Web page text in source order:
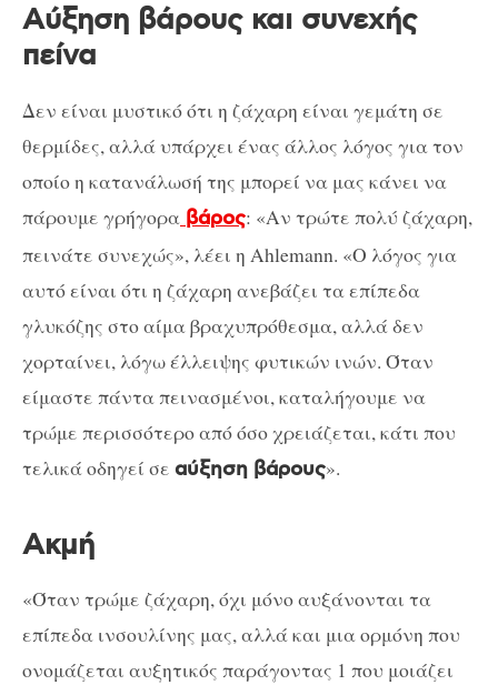
Αύξηση βάρους και συνεχής
πείνα
Δεν είναι μυστικό ότι η ζάχαρη είναι γεμάτη σε
θερμίδες, αλλά υπάρχει ένας άλλος λόγος για τον
οποίο η κατανάλωσή της μπορεί να μας κάνει να
πάρουμε γρήγορα βάρος: «Αν τρώτε πολύ ζάχαρη,
πεινάτε συνεχώς», λέει η Ahlemann. «Ο λόγος για
αυτό είναι ότι η ζάχαρη ανεβάζει τα επίπεδα
γλυκόζης στο αίμα βραχυπρόθεσμα, αλλά δεν
χορταίνει, λόγω έλλειψης φυτικών ινών. Όταν
είμαστε πάντα πεινασμένοι, καταλήγουμε να
τρώμε περισσότερο από όσο χρειάζεται, κάτι που
τελικά οδηγεί σε αύξηση βάρους».
Ακμή
«Όταν τρώμε ζάχαρη, όχι μόνο αυξάνονται τα
επίπεδα ινσουλίνης μας, αλλά και μια ορμόνη που
ονομάζεται αυξητικός παράγοντας 1 που μοιάζει